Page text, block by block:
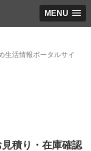
MENU
生活情報ポータルサイ
積り・在庫確認